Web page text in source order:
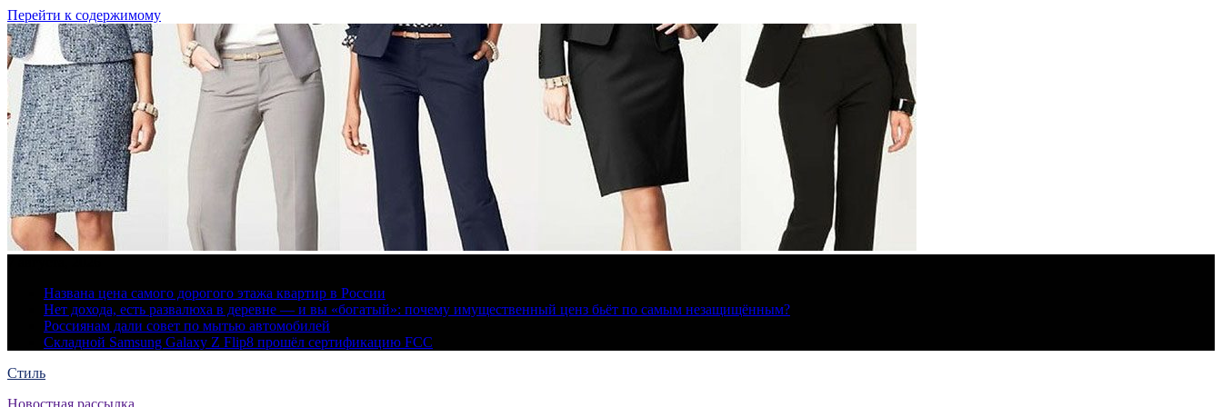
Перейти к содержимому
Названа цена самого дорогого этажа квартир в России
Нет дохода, есть развалюха в деревне — и вы «богатый»: почему имущественный ценз бьёт по самым незащищённым?
Россиянам дали совет по мытью автомобилей
Складной Samsung Galaxy Z Flip8 прошёл сертификацию FCC
Стиль
Новостная рассылка